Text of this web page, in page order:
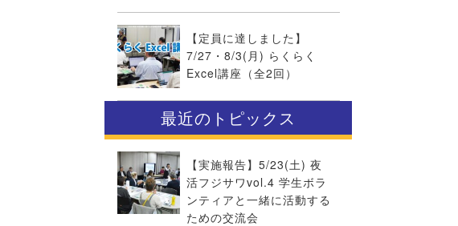
【定員に達しました】
7/27・8/3(月) らくらく
Excel講座（全2回）
最近のトピックス
【実施報告】5/23(土) 夜
活フジサワvol.4 学生ボラ
ンティアと一緒に活動する
ための交流会